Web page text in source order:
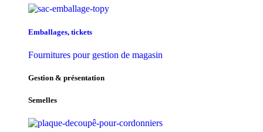
Emballages, tickets
Fournitures pour gestion de magasin
Gestion & présentation
Semelles